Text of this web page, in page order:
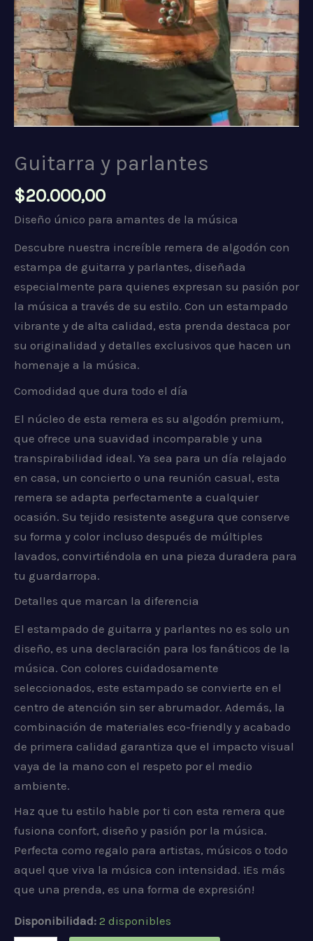
Guitarra y parlantes
$20.000,00
Diseño único para amantes de la música
Descubre nuestra increíble remera de algodón con
estampa de guitarra y parlantes, diseñada
especialmente para quienes expresan su pasión por
la música a través de su estilo. Con un estampado
vibrante y de alta calidad, esta prenda destaca por
su originalidad y detalles exclusivos que hacen un
homenaje a la música.
Comodidad que dura todo el día
El núcleo de esta remera es su algodón premium,
que ofrece una suavidad incomparable y una
transpirabilidad ideal. Ya sea para un día relajado
en casa, un concierto o una reunión casual, esta
remera se adapta perfectamente a cualquier
ocasión. Su tejido resistente asegura que conserve
su forma y color incluso después de múltiples
lavados, convirtiéndola en una pieza duradera para
tu guardarropa.
Detalles que marcan la diferencia
El estampado de guitarra y parlantes no es solo un
diseño, es una declaración para los fanáticos de la
música. Con colores cuidadosamente
seleccionados, este estampado se convierte en el
centro de atención sin ser abrumador. Además, la
combinación de materiales eco-friendly y acabado
de primera calidad garantiza que el impacto visual
vaya de la mano con el respeto por el medio
ambiente.
Haz que tu estilo hable por ti con esta remera que
fusiona confort, diseño y pasión por la música.
Perfecta como regalo para artistas, músicos o todo
aquel que viva la música con intensidad. ¡Es más
que una prenda, es una forma de expresión!
Disponibilidad: 2 disponibles